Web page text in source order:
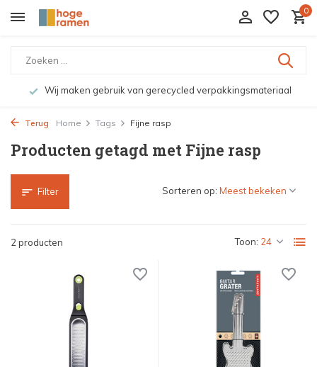
0
Wij maken gebruik van gerecycled verpakkingsmateriaal
Terug Home Tags Fijne rasp
Producten getagd met Fijne rasp
Filter
2 producten Toon:
Sorteren op: